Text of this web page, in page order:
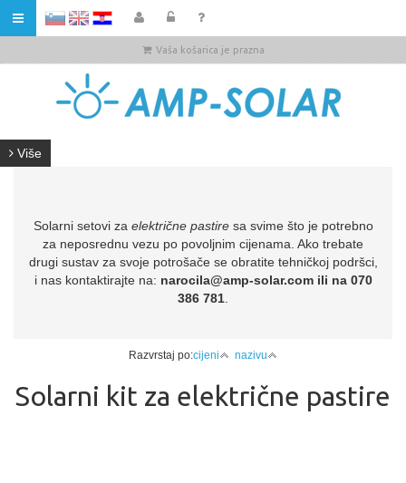
Vaša košarica je prazna
Više
Solarni setovi za električne pastiresa svime što je potrebno
za neposrednu vezu po povoljnim cijenama. Ako trebate
drugi sustav za svoje potrošače se obratite tehničkoj podršci,
i nas kontaktirajte na: narocila@amp-solar.com ili na 070
386 781
Razvrstaj po:cijeni nazivu
Solarni kit za električne pastire